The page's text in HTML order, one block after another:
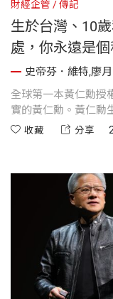
財經企管 傳記
生於台灣、10
處，你永遠是
史帝芬．維特,廖
全球第一本黃仁勳授
實的黃仁勳。黃仁勳
融入美國文化的坩堝
人。」
收藏 分享